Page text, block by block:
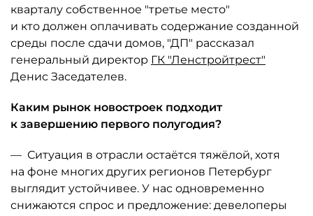
кварталу собственное "третье место"
и кто должен оплачивать содержание созданной
среды после сдачи домов, "ДП" рассказал
генеральный директор ГК "Ленстройтрест"
Денис Заседателев.
Каким рынок новостроек подходит
к завершению первого полугодия?
— Ситуация в отрасли остаётся тяжёлой, хотя
на фоне многих других регионов Петербург
выглядит устойчивее. У нас одновременно
снижаются спрос и предложение: девелоперы